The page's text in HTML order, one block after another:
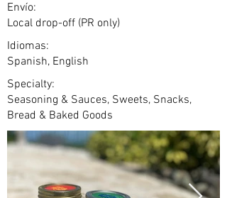
Envío:
Local drop-off (PR only)
Idiomas:
Spanish, English
Specialty:
Seasoning & Sauces, Sweets, Snacks,
Bread & Baked Goods